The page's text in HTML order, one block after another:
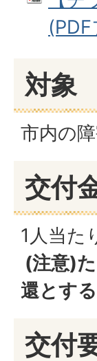
対象
市内の
交付
1人当た
(注意)
還とする
交付